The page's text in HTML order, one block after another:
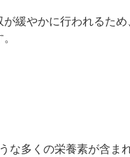
が緩やかに行われるた
な多くの栄養素が含ま